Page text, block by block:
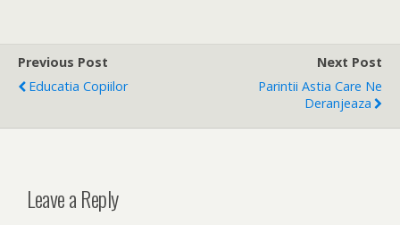
Previous Post
Educatia Copiilor
Next Post
Parintii Astia Care Ne
Deranjeaza
Leave a Reply